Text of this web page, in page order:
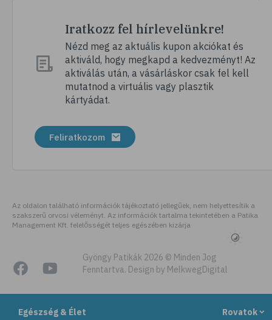
Egészség & Élet Rovatok
# relaxáció
# autogén tréning
# mentálhigiénia
# önismeret
# önbizalom
# mindfulness
# kreativitás
# agy
# agyműködés
# memória
Iratkozz fel hírlevelünkre!
Nézd meg az aktuális kupon akciókat és
aktiváld, hogy megkapd a kedvezményt! Az
aktiválás után, a vásárláskor csak fel kell
mutatnod a virtuális vagy plasztik
kártyádat.
Feliratkozom
Az oldalon található információk tájékoztató jellegűek, nem helyettesítik a
szakszerű orvosi véleményt. Az információk tartalma tekintetében a Patika
Management Kft. felelősségét teljes egészében kizárja
Gyöngy Patikák 2026 © Minden Jog
Fenntartva. Design by MelkwegDigital